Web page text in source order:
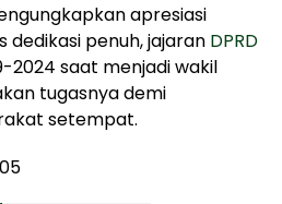
apresiasi
penuh, jajaran DPRD
2024 saat menjadi wakil
tugasnya demi
setempat.